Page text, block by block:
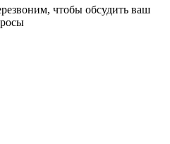
чтобы обсудить ваш